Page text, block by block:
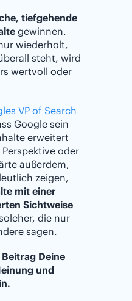
tiefgehende
gewinnen.
wiederholt,
steht, wird
wertvoll oder
VP of Search
Google sein
erweitert
oder
außerdem,
zeigen,
mit einer
Sichtweise
die nur
sagen.
Deine
und